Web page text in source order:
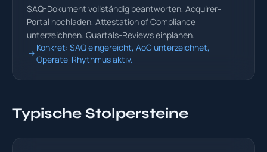
SAQ-Dokument vollständig beantworten, Acquirer-
Portal hochladen, Attestation of Compliance
unterzeichnen. Quartals-Reviews einplanen.
Konkret: SAQ eingereicht, AoC unterzeichnet,
Operate-Rhythmus aktiv.
Typische Stolpersteine